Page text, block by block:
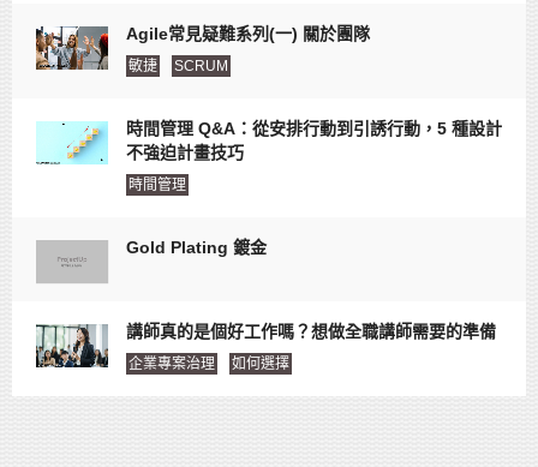
Agile常見疑難系列(一) 關於團隊
敏捷 SCRUM
時間管理 Q&A：從安排行動到引誘行動，5 種設計
不強迫計畫技巧
時間管理
Gold Plating 鍍金
講師真的是個好工作嗎？想做全職講師需要的準備
企業專案治理 如何選擇